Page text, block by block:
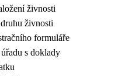
živnosti
živnosti
formuláře
s doklady